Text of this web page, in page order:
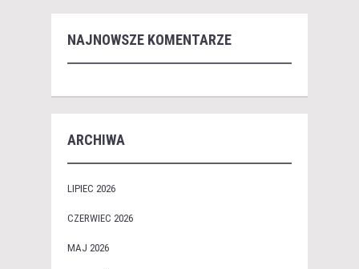
NAJNOWSZE KOMENTARZE
ARCHIWA
LIPIEC 2026
CZERWIEC 2026
MAJ 2026